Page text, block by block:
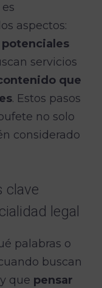
aspectos:
servicios
que
. Estos pasos
no solo
considerado
clave
legal
palabras o
buscan
que pensar